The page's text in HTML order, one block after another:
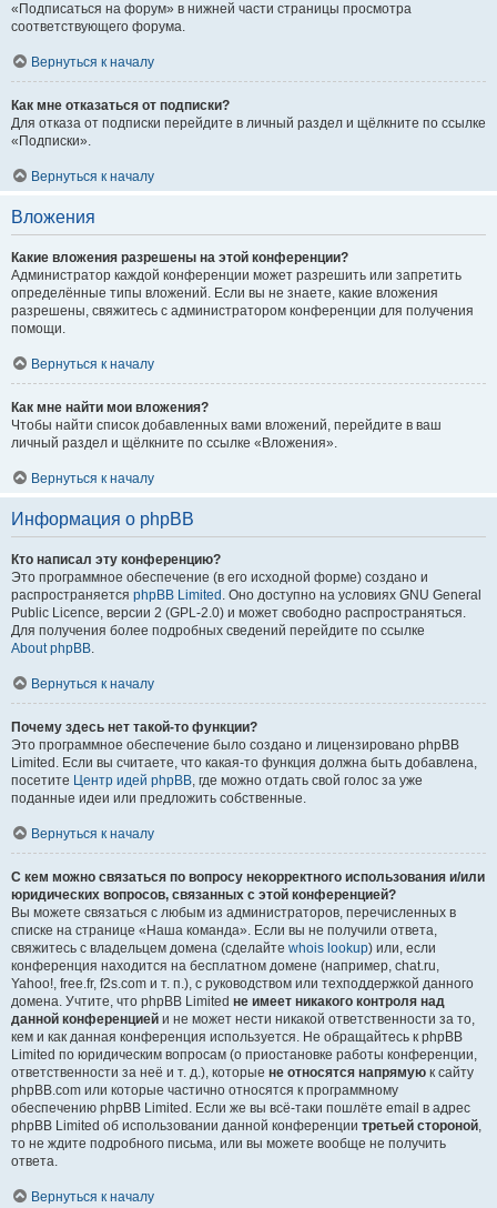
«Подписаться на форум» в нижней части страницы просмотра
соответствующего форума.
Вернуться к началу
Как мне отказаться от подписки?
Для отказа от подписки перейдите в личный раздел и щёлкните по ссылке
«Подписки».
Вернуться к началу
Вложения
Какие вложения разрешены на этой конференции?
Администратор каждой конференции может разрешить или запретить
определённые типы вложений. Если вы не знаете, какие вложения
разрешены, свяжитесь с администратором конференции для получения
помощи.
Вернуться к началу
Как мне найти мои вложения?
Чтобы найти список добавленных вами вложений, перейдите в ваш
личный раздел и щёлкните по ссылке «Вложения».
Вернуться к началу
Информация о phpBB
Кто написал эту конференцию?
Это программное обеспечение (в его исходной форме) создано и
распространяется phpBB Limited . Оно доступно на условиях GNU General
Public Licence, версии 2 (GPL-2.0) и может свободно распространяться.
Для получения более подробных сведений перейдите по ссылке
About phpBB.
Вернуться к началу
Почему здесь нет такой-то функции?
Это программное обеспечение было создано и лицензировано phpBB
Limited. Если вы считаете, что какая-то функция должна быть добавлена,
посетите Центр идей phpBB, где можно отдать свой голос за уже
поданные идеи или предложить собственные.
Вернуться к началу
С кем можно связаться по вопросу некорректного использования и/или
юридических вопросов, связанных с этой конференцией?
Вы можете связаться с любым из администраторов, перечисленных в
списке на странице «Наша команда». Если вы не получили ответа,
свяжитесь с владельцем домена (сделайте whois lookup) или, если
конференция находится на бесплатном домене (например, chat.ru,
Yahoo!, free.fr, f2s.com и т. п.), с руководством или техподдержкой данного
домена. Учтите, что phpBB Limited не имеет никакого контроля над
данной конференцией и не может нести никакой ответственности за то,
кем и как данная конференция используется. Не обращайтесь к phpBB
Limited по юридическим вопросам (о приостановке работы конференции,
ответственности за неё и т. д.), которые не относятся напрямую к сайту
phpBB.com или которые частично относятся к программному
обеспечению phpBB Limited. Если же вы всё-таки пошлёте email в адрес
phpBB Limited об использовании данной конференции третьей стороной,
то не ждите подробного письма, или вы можете вообще не получить
ответа.
Вернуться к началу